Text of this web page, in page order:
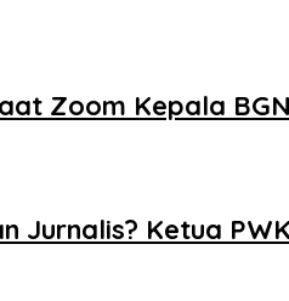
Zoom Kepala
Jurnalis? Ketua